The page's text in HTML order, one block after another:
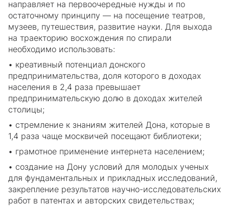
направляет на первоочередные нужды и по
остаточному принципу — на посещение театров,
музеев, путешествия, развитие науки. Для выхода
на траекторию восхождения по спирали
необходимо использовать:
• креативный потенциал донского
предпринимательства, доля которого в доходах
населения в 2,4 раза превышает
предпринимательскую долю в доходах жителей
столицы;
• стремление к знаниям жителей Дона, которые в
1,4 раза чаще москвичей посещают библиотеки;
• грамотное применение интернета населением;
• создание на Дону условий для молодых ученых
для фундаментальных и прикладных исследований,
закрепление результатов научно-исследовательских
работ в патентах и авторских свидетельствах;